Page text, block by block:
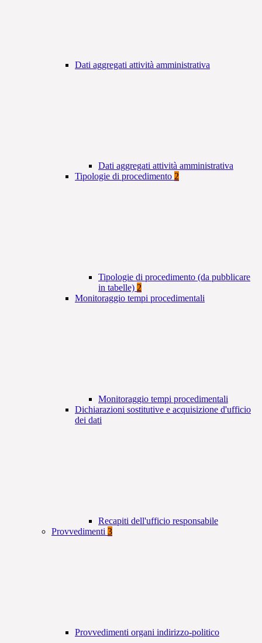
Dati aggregati attività amministrativa
Dati aggregati attività amministrativa
Tipologie di procedimento 2
Tipologie di procedimento (da pubblicare
in tabelle) 2
Monitoraggio tempi procedimentali
Monitoraggio tempi procedimentali
Dichiarazioni sostitutive e acquisizione d'ufficio
dei dati
Recapiti dell'ufficio responsabile
Provvedimenti 3
Provvedimenti organi indirizzo-politico